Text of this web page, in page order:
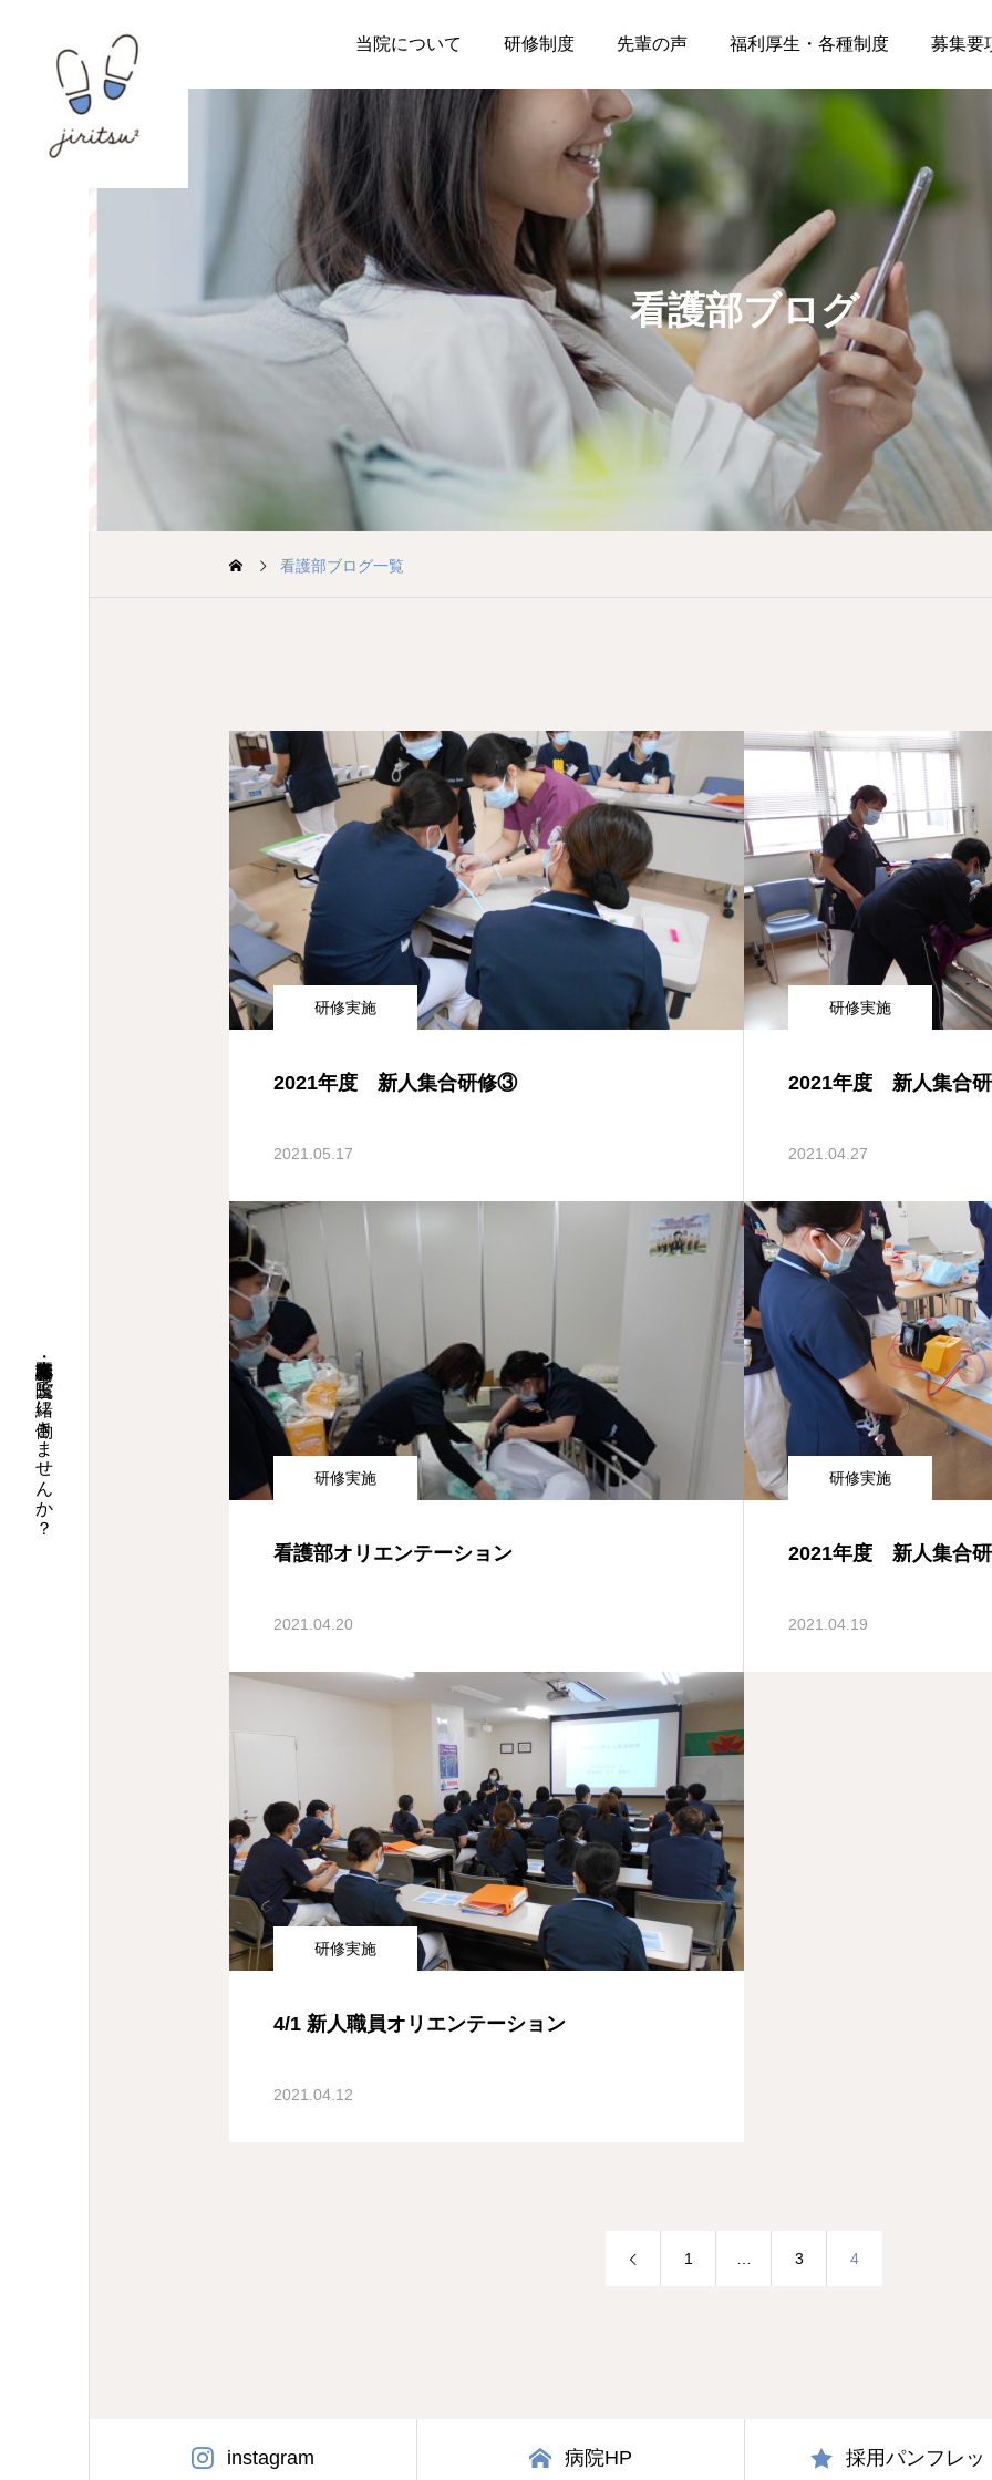
当院について 研修制度 先輩の声 福利厚生・各種制度 募集要
新卒・既卒看護師募集！当院で一緒に働きませんか？
看護部ブログ
看護部ブログ一覧
研修実施
2021年度 新人集合研修③
2021.05.17
研修実施
2021年度 新人集合
2021.04.27
研修実施
看護部オリエンテーション
2021.04.20
研修実施
2021年度 新人集合
2021.04.19
研修実施
4/1 新人職員オリエンテーション
2021.04.12
1 3 4
instagram 病院HP 採用パンフレッ